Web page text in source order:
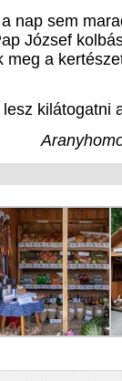
nap sem
József
meg a
kilátogatni